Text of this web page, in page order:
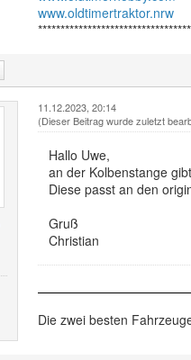
www.oldtimertraktor.nrw
11.12.2023, 20:14
(Dieser Beitrag wurde zuletzt
Hallo Uwe,
an der Kolbenstange
Diese passt an den
Gruß
Christian
Die zwei besten